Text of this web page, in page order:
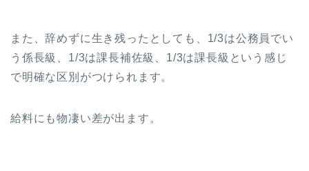
また、辞めずに生き残ったとしても、1/3は公務員でい
う係長級、1/3は課長補佐級、1/3は課長級という感じ
で明確な区別がつけられます。
給料にも物凄い差が出ます。